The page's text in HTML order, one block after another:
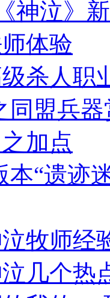
神泣》
体验
杀人职
同盟兵
加点
本“遗
牧师经
几个热